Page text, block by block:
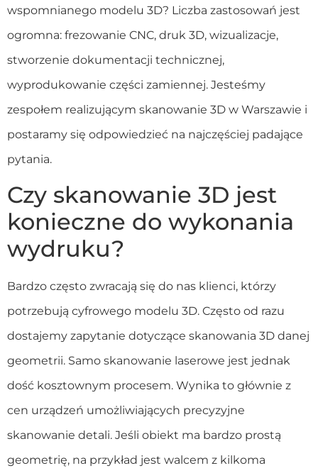
wspomnianego modelu 3D? Liczba zastosowań jest
ogromna: frezowanie CNC, druk 3D, wizualizacje,
stworzenie dokumentacji technicznej,
wyprodukowanie części zamiennej. Jesteśmy
zespołem realizującym skanowanie 3D w Warszawie i
postaramy się odpowiedzieć na najczęściej padające
pytania.
Czy skanowanie 3D jest
konieczne do wykonania
wydruku?
Bardzo często zwracają się do nas klienci, którzy
potrzebują cyfrowego modelu 3D. Często od razu
dostajemy zapytanie dotyczące skanowania 3D danej
geometrii. Samo skanowanie laserowe jest jednak
dość kosztownym procesem. Wynika to głównie z
cen urządzeń umożliwiających precyzyjne
skanowanie detali. Jeśli obiekt ma bardzo prostą
geometrię, na przykład jest walcem z kilkoma